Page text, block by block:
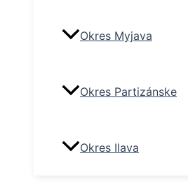
Okres Myjava
Okres Partizánske
Okres Ilava